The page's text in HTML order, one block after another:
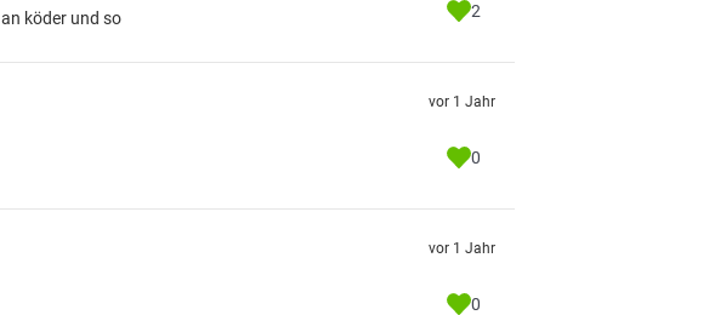
köder und so 2
vor 1 Jahr
0
vor 1 Jahr
0